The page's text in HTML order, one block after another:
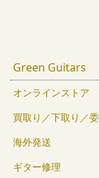
Green Guitars
オンラインストア
買取り／下取り／
海外発送
ギター修理